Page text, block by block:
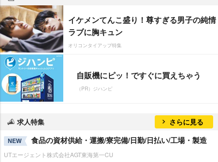
イケメンてんこ盛り！尊すぎる男子の純情
ラブに胸キュン
オリコンタイアップ特集
自販機にピッ！ですぐに買えちゃう
（PR）ジハンピ
求人特集 さらに見る
NEW 食品の資材供給・運搬/寮完備/日勤/日払い/工場・製造
UTエージェント株式会社AGT東海第一CU